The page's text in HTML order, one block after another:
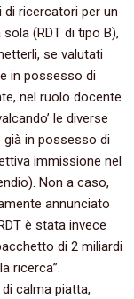
ricercatori per un
(RDT di tipo B),
se valutati
in possesso di
nel ruolo docente
le diverse
in possesso di
immissione nel
Non a caso,
annunciato
è stata invece
di 2 miliardi
ricerca”.
calma piatta,